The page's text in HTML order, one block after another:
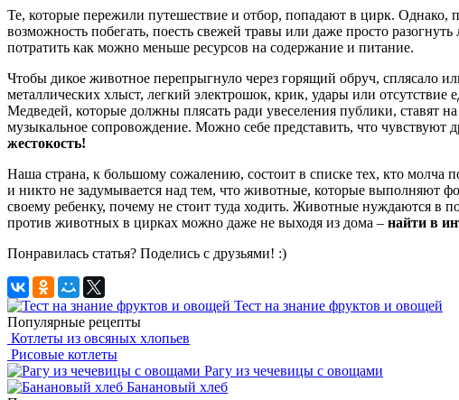
Те, которые пережили путешествие и отбор, попадают в цирк. Однако,
возможность побегать, поесть свежей травы или даже просто
потратить как можно меньше ресурсов на содержание и питание.
Чтобы дикое животное перепрыгнуло через горящий обруч, сплясало
металлических хлыст, легкий электрошок, крик, удары или
Медведей, которые должны плясать ради увеселения публики, ставят
музыкальное сопровождение. Можно себе представить, что чувствуют
жестокость!
Наша страна, к большому сожалению, состоит в списке тех, кто молча
и никто не задумывается над тем, что животные, которые выполняют
своему ребенку, почему не стоит туда ходить. Животные нуждаются
против животных в цирках можно даже не выходя из дома – найти в
Понравилась статья? Поделись c друзьями! :)
Тест на знание фруктов и овощей
Популярные рецепты
Котлеты из овсяных хлопьев
Рисовые котлеты
Рагу из чечевицы с овощами
Банановый хлеб